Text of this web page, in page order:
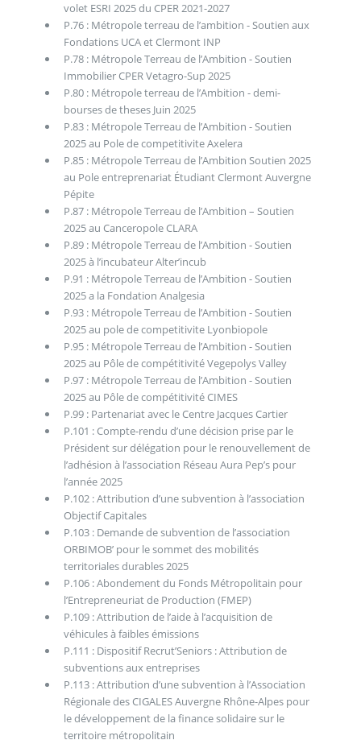
volet ESRI 2025 du CPER 2021-2027
P.76 : Métropole terreau de l’ambition - Soutien aux
Fondations UCA et Clermont INP
P.78 : Métropole Terreau de l’Ambition - Soutien
Immobilier CPER Vetagro-Sup 2025
P.80 : Métropole terreau de l’Ambition - demi-
bourses de theses Juin 2025
P.83 : Métropole Terreau de l’Ambition - Soutien
2025 au Pole de competitivite Axelera
P.85 : Métropole Terreau de l’Ambition Soutien 2025
au Pole entreprenariat Étudiant Clermont Auvergne
Pépite
P.87 : Métropole Terreau de l’Ambition – Soutien
2025 au Canceropole CLARA
P.89 : Métropole Terreau de l’Ambition - Soutien
2025 à l’incubateur Alter’incub
P.91 : Métropole Terreau de l’Ambition - Soutien
2025 a la Fondation Analgesia
P.93 : Métropole Terreau de l’Ambition - Soutien
2025 au pole de competitivite Lyonbiopole
P.95 : Métropole Terreau de l’Ambition - Soutien
2025 au Pôle de compétitivité Vegepolys Valley
P.97 : Métropole Terreau de l’Ambition - Soutien
2025 au Pôle de compétitivité CIMES
P.99 : Partenariat avec le Centre Jacques Cartier
P.101 : Compte-rendu d’une décision prise par le
Président sur délégation pour le renouvellement de
l’adhésion à l’association Réseau Aura Pep’s pour
l’année 2025
P.102 : Attribution d’une subvention à l’association
Objectif Capitales
P.103 : Demande de subvention de l’association
ORBIMOB’ pour le sommet des mobilités
territoriales durables 2025
P.106 : Abondement du Fonds Métropolitain pour
l’Entrepreneuriat de Production (FMEP)
P.109 : Attribution de l’aide à l’acquisition de
véhicules à faibles émissions
P.111 : Dispositif Recrut’Seniors : Attribution de
subventions aux entreprises
P.113 : Attribution d’une subvention à l’Association
Régionale des CIGALES Auvergne Rhône-Alpes pour
le développement de la finance solidaire sur le
territoire métropolitain